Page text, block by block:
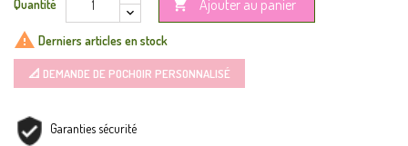
Quantité  Ajouter au panier
 Derniers articles en stock
📐 DEMANDE DE POCHOIR PERSONNALISÉ
Garanties sécurité